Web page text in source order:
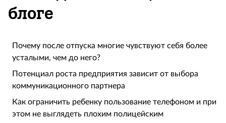
блоге
Почему после отпуска многие чувствуют себя более
усталыми, чем до него?
Потенциал роста предприятия зависит от выбора
коммуникационного партнера
Как ограничить ребенку пользование телефоном и при
этом не выглядеть плохим полицейским